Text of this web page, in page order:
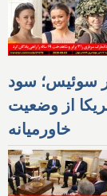
سوئیس؛ سود
از وضعیت
خاورمیانه